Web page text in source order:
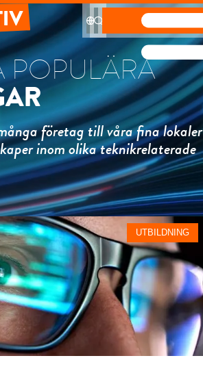
i
POPULÄRA
företag till våra fina lokaler
inom olika teknikrelaterade
UTBILDNING